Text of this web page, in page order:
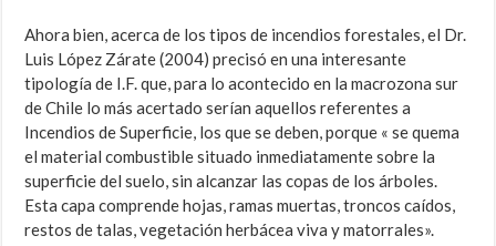
Ahora bien, acerca de los tipos de incendios forestales, el Dr.
Luis López Zárate (2004) precisó en una interesante
tipología de I.F. que, para lo acontecido en la macrozona sur
de Chile lo más acertado serían aquellos referentes a
Incendios de Superficie, los que se deben, porque « se quema
el material combustible situado inmediatamente sobre la
superficie del suelo, sin alcanzar las copas de los árboles.
Esta capa comprende hojas, ramas muertas, troncos caídos,
restos de talas, vegetación herbácea viva y matorrales».